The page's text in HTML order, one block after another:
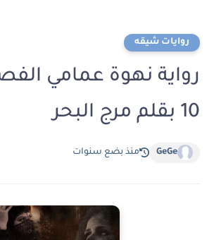
روايات شيقه
رواية نهوة عمامي
10 بقلم مرج البحر
GeGe منذ بضع سنوات